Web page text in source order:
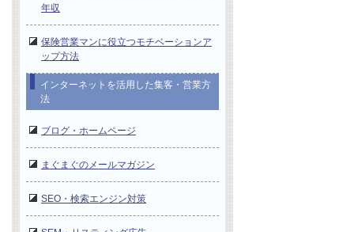
年収
保険営業マンに役立つモチベーションア
ップ方法
インターネットを活用した集客・営業方
法
ブログ・ホームページ
まぐまぐのメールマガジン
SEO・検索エンジン対策